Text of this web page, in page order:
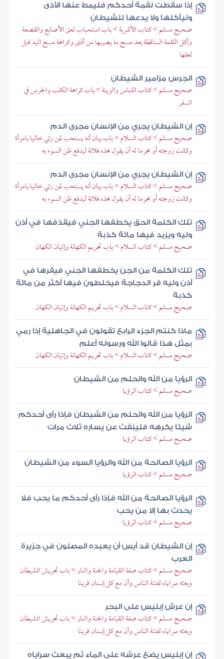
إذا سقطت لقمة أحدكم فليمط عنها الأذى
وليأكلها ولا يدعها للشيطان
صحيح مسلم > كتاب الأشربة > باب استحباب لعق الأصابع والقصعة
وأكل اللقمة الساقطة بعد مسح ما يصيبها من أذى وكراهة مسح اليد قبل
لعقها
الجرس مزامير الشيطان
صحيح مسلم > كتاب اللباس والزينة > باب كراهة الكلب والجرس في
السفر
إن الشيطان يجري من الإنسان مجرى الدم
صحيح مسلم > كتاب السلام > باب بيان أنه يستحب لمن رئي خاليا بامرأة
وكانت زوجته أو محرما له أن يقول هذه فلانة ليدفع ظن السوء به
إن الشيطان يجري من الإنسان مجرى الدم
صحيح مسلم > كتاب السلام > باب بيان أنه يستحب لمن رئي خاليا بامرأة
وكانت زوجته أو محرما له أن يقول هذه فلانة ليدفع ظن السوء به
تلك الكلمة الحق يخطفها الجني فيقذفها في أذن
وليه ويزيد فيها مائة كذبة
صحيح مسلم > كتاب السلام > باب تحريم الكهانة وإتيان الكهان
تلك الكلمة من الجن يخطفها الجني فيقرها في
أذن وليه قر الدجاجة فيخلطون فيها أكثر من مائة
كذبة
صحيح مسلم > كتاب السلام > باب تحريم الكهانة وإتيان الكهان
ماذا كنتم الجزء الرابع تقولون في الجاهلية إذا رمي
بمثل هذا قالوا الله ورسوله أعلم
صحيح مسلم > كتاب السلام > باب تحريم الكهانة وإتيان الكهان
الرؤيا من الله والحلم من الشيطان
صحيح مسلم > كتاب الرؤيا
الرؤيا من الله والحلم من الشيطان فإذا رأى أحدكم
شيئا يكرهه فلينفث عن يساره ثلاث مرات
صحيح مسلم > كتاب الرؤيا
الرؤيا الصالحة من الله والرؤيا السوء من الشيطان
صحيح مسلم > كتاب الرؤيا
الرؤيا الصالحة من الله فإذا رأى أحدكم ما يحب فلا
يحدث بها إلا من يحب
صحيح مسلم > كتاب الرؤيا
إن الشيطان قد أيس أن يعبده المصلون في جزيرة
العرب
صحيح مسلم > كتاب صفة القيامة والجنة والنار > باب تحريش الشيطان
وبعثه سراياه لفتنة الناس وأن مع كل إنسان قرينا
إن عرش إبليس على البحر
صحيح مسلم > كتاب صفة القيامة والجنة والنار > باب تحريش الشيطان
وبعثه سراياه لفتنة الناس وأن مع كل إنسان قرينا
إن إبليس يضع عرشه على الماء ثم يبعث سراياه